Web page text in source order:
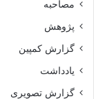
مصاحبه
پژوهش
گزارش کمپین
یادداشت
گزارش تصویری